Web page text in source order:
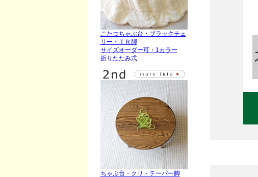
こたつちゃぶ台・ブラックチェ
リー・ＴＲ脚
サイズオーダー可・1カラー
折りたたみ式
ちゃぶ台・クリ・テーパー脚